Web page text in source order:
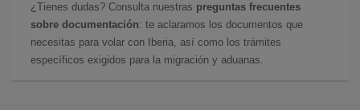
¿Tienes dudas? Consulta nuestras preguntas frecuentes
sobre documentación: te aclaramos los documentos que
necesitas para volar con Iberia, así como los trámites
específicos exigidos para la migración y aduanas.